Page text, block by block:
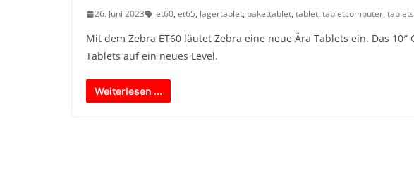
26. Juni 2023 et60, et65, lagertablet, pakettablet, tablet, tabletcomputer,
Mit dem Zebra ET60 läutet Zebra eine neue Ära Tablets ein. Das
Tablets auf ein neues Level.
Weiterlesen ...